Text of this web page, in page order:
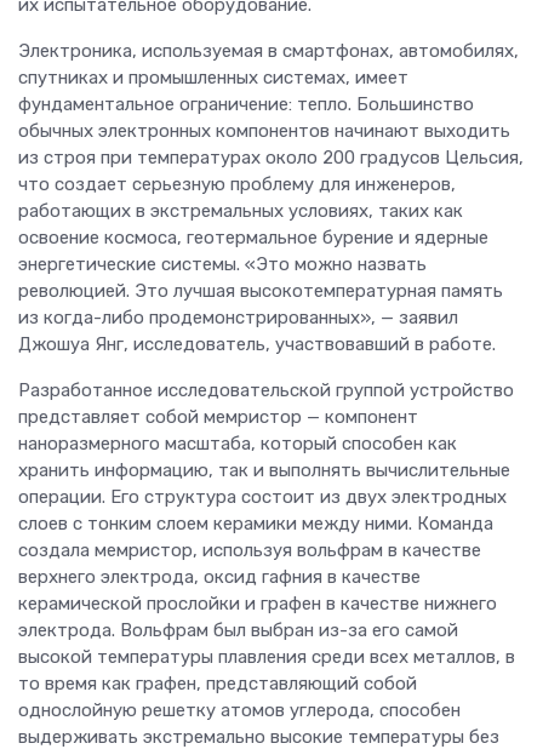
Электроника, используемая в смартфонах, автомобилях,
спутниках и промышленных системах, имеет
фундаментальное ограничение: тепло. Большинство
обычных электронных компонентов начинают выходить
из строя при температурах около 200 градусов Цельсия,
что создает серьезную проблему для инженеров,
работающих в экстремальных условиях, таких как
освоение космоса, геотермальное бурение и ядерные
энергетические системы. «Это можно назвать
революцией. Это лучшая высокотемпературная память
из когда-либо продемонстрированных», — заявил
Джошуа Янг, исследователь, участвовавший в работе.
Разработанное исследовательской группой устройство
представляет собой мемристор — компонент
наноразмерного масштаба, который способен как
хранить информацию, так и выполнять вычислительные
операции. Его структура состоит из двух электродных
слоев с тонким слоем керамики между ними. Команда
создала мемристор, используя вольфрам в качестве
верхнего электрода, оксид гафния в качестве
керамической прослойки и графен в качестве нижнего
электрода. Вольфрам был выбран из-за его самой
высокой температуры плавления среди всех металлов, в
то время как графен, представляющий собой
однослойную решетку атомов углерода, способен
выдерживать экстремально высокие температуры без